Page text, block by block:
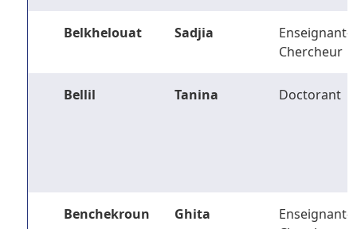
Belkhelouat Sadjia
Enseignant-
Chercheur
Bellil Tanina Doctorant
Benchekroun Ghita
Enseignant-